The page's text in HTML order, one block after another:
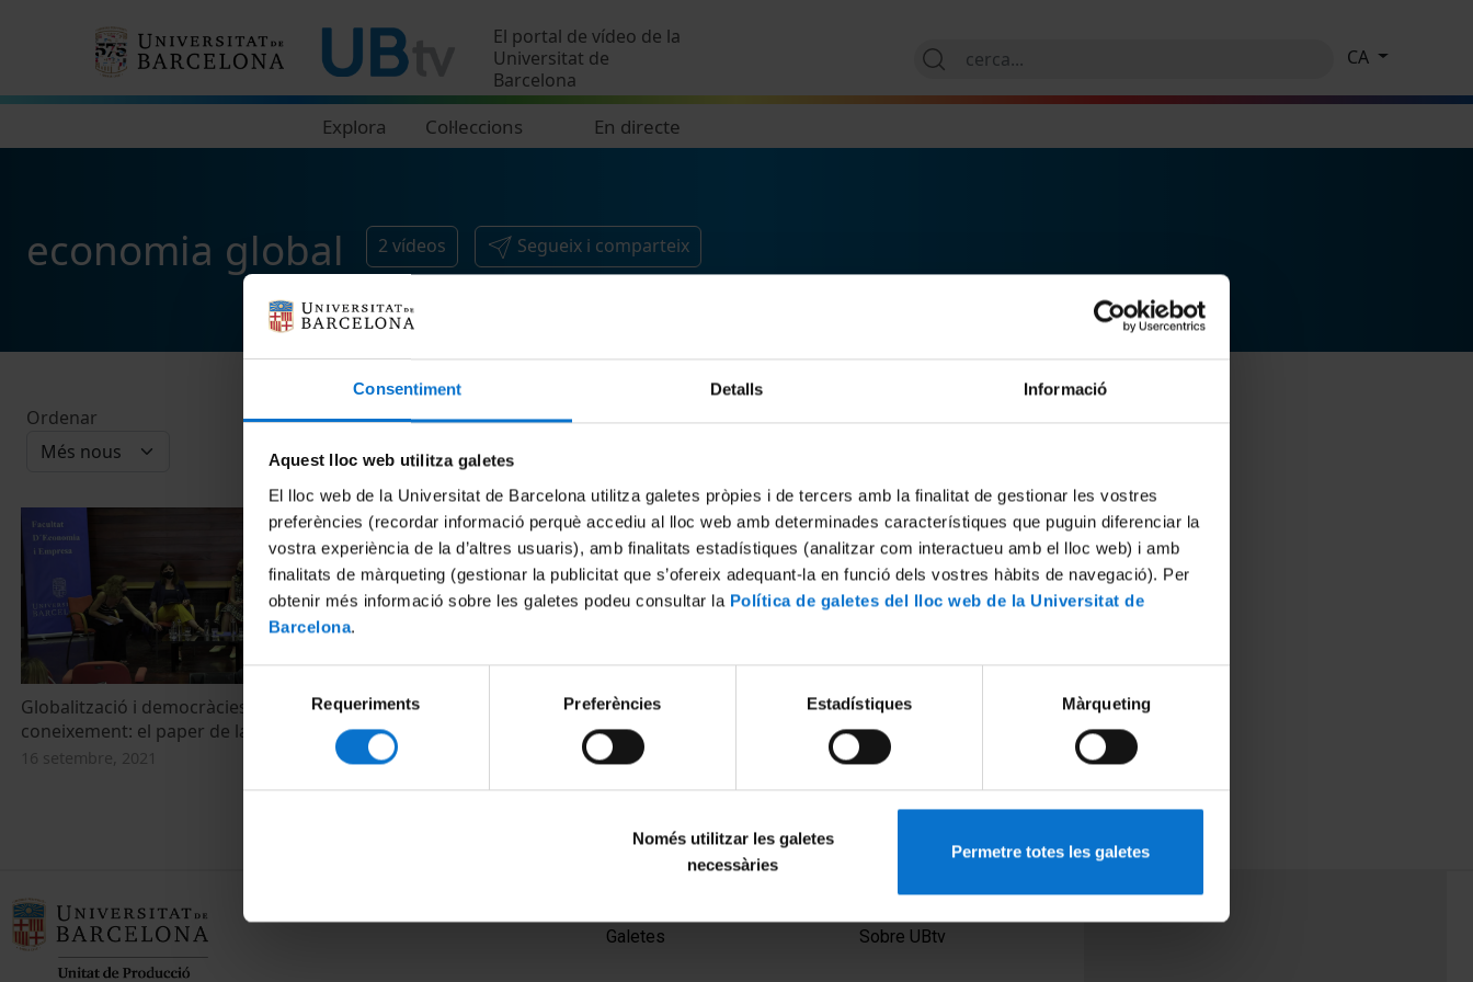
Consentiment Detalls Informació
Aquest lloc web utilitza galetes
El lloc web de la Universitat de Barcelona utilitza galetes pròpies i de tercers amb la finalitat de gestionar les vostres
preferències (recordar informació perquè accediu al lloc web amb determinades característiques que puguin diferenciar la
vostra experiència de la d’altres usuaris), amb finalitats estadístiques (analitzar com interactueu amb el lloc web) i amb
finalitats de màrqueting (gestionar la publicitat que s’ofereix adequant-la en funció dels vostres hàbits de navegació). Per
obtenir més informació sobre les galetes podeu consultar la Política de galetes del lloc web de la Universitat de
Barcelona.
de
consentiment
Requeriments Preferències Estadístiques Màrqueting
Només utilitzar les galetes
necessàries
Permetre totes les galetes
El portal de vídeo de la
Universitat de
Barcelona
Explora Col·leccions En directe
CA
economia global 2 vídeos Segueix i comparteix
Ordenar
Globalització i democràcies del
coneixement: el paper de la universitat
16 setembre, 2021
Diàlegs a la Ramón y Cajal - Sessió 2:
“Fragilitats i Turbulències a l'Economia
Global” - Joan Tugores
Galetes
PEU 2
Sobre UBtv
PEU 3